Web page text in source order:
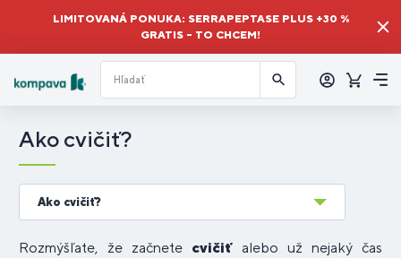
LIMITOVANÁ PONUKA: SERRAPEPTASE PLUS +30 %
GRATIS – TO CHCEM!
sa
Košík
Ako cvičiť?
Ako cvičiť?
Rozmýšľate, že začnete cvičiťalebo už nejaký čas